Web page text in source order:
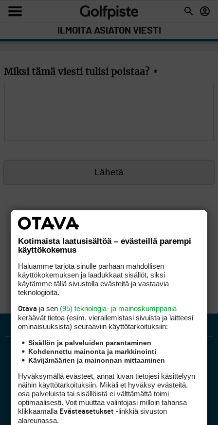
ILMOITA ASIATON VIESTI
Miksi tämä viesti tulisi poistaa? *
Golfpiste mediakortti
Kotimaista laatusisältöä – evästeillä parempi
käyttökokemus
Haluamme tarjota sinulle parhaan mahdollisen
käyttökokemuksen ja laadukkaat sisällöt, siksi
käytämme tällä sivustolla evästeitä ja vastaavia
teknologioita.
Otava ja sen (95) teknologia- ja mainoskumppania
keräävät tietoa (esim. vierailemis­tasi sivuista ja laitteesi
ominaisuuk­sista) seuraaviin käyttötarkoituksiin:
Sisällön ja palveluiden parantaminen
Kohdennettu mainonta ja markkinointi
Kävijämäärien ja mainonnan mittaaminen
Hyväksymällä evästeet, annat luvan tietojesi käsittelyyn
näihin käyttötarkoituksiin. Mikäli et hyväksy evästeitä,
osa palveluista tai sisällöistä ei välttämättä toimi
optimaalisesti. Voit muuttaa valintojasi milloin tahansa
klikkaamalla Evästeasetukset -linkkiä sivuston
alareunassa.